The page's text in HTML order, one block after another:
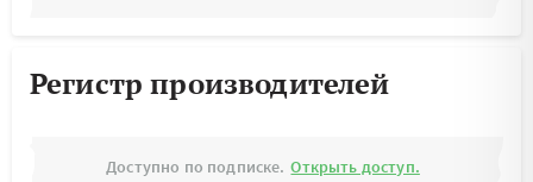
Регистр производителей
Доступно по подписке. Открыть доступ.